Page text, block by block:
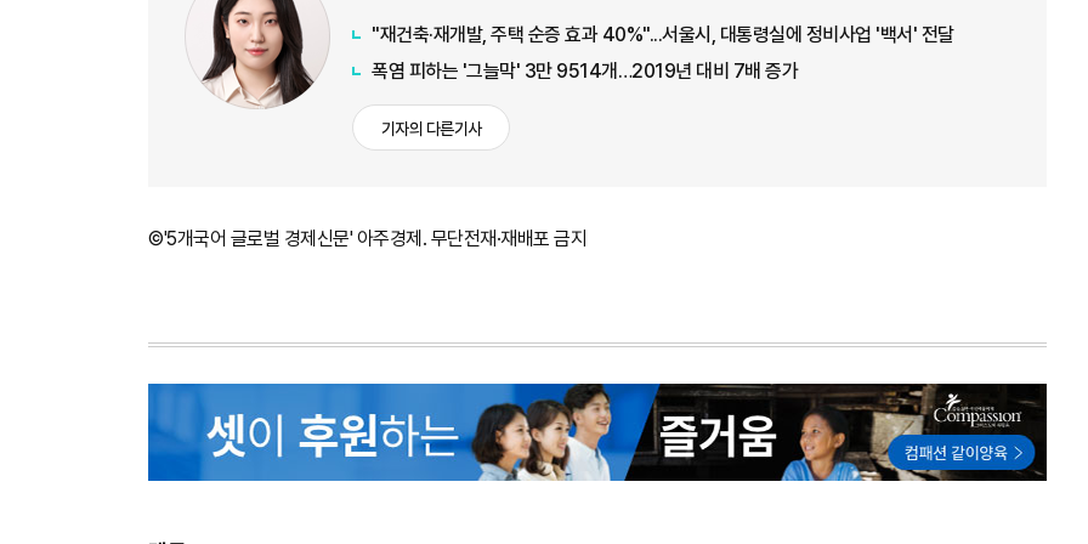
"재건축·재개발, 주택 순증 효과 40%"...서울시, 대통령실에 정비사업 '백서' 전달
폭염 피하는 '그늘막' 3만 9514개…2019년 대비 7배 증가
기자의 다른기사
©'5개국어 글로벌 경제신문' 아주경제. 무단전재·재배포 금지